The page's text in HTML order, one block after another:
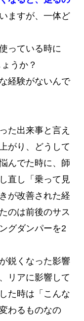
ますが、一体ど
っている時に
うか？
経験がないんで
た出来事と言え
がり、どうして
んでた時に、師
直し「乗って見
が改善された経
のは前後のサス
グダンパーを2
鋭くなった影響
リアに影響して
た時は「こんな
わるものなの